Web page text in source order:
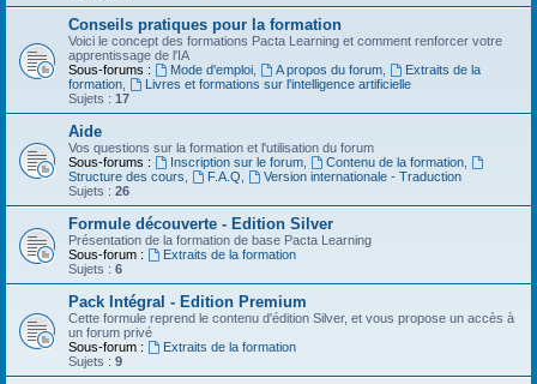
Conseils pratiques pour la formation
Voici le concept des formations Pacta Learning et comment renforcer votre
apprentissage de l'IA
Sous-forums :
Mode d'emploi, A propos du forum,
Extraits de la
formation
Livres et formations sur l'intelligence artificielle
Sujets : 17
Aide
Vos questions sur la formation et l'utilisation du forum
Sous-forums :
Inscription sur le forum, Contenu de la formation,
Structure des cours
F.A.Q
Version internationale - Traduction
Sujets : 26
Formule découverte - Edition Silver
Présentation de la formation de base Pacta Learning
Sous-forum :
Extraits de la formation
Sujets : 6
Pack Intégral - Edition Premium
Cette formule reprend le contenu d'édition Silver, et vous propose un accès à
un forum privé
Sous-forum :
Extraits de la formation
Sujets : 9